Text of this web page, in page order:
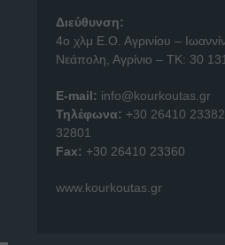
Διεύθυνση:
4o χλμ Ε.Ο. Αγρινίου –
Νεάπολη, Αγρίνιο – ΤΚ: 30 131
E-mail: info@kourkoutas.gr
Τηλέφωνα: +30 26410 23382
32801
Fax: +30 26410 23360
www.kourkoutas.gr